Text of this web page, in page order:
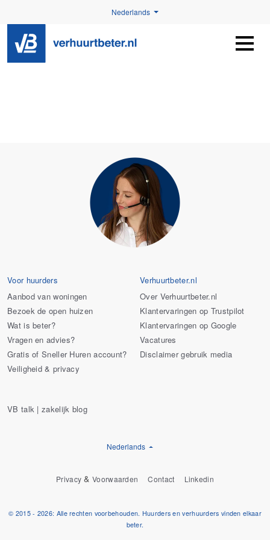
Nederlands
Voor huurders
Aanbod van woningen
Bezoek de open huizen
Wat is beter?
Vragen en advies?
Gratis of Sneller Huren account?
Veiligheid & privacy
Verhuurtbeter.nl
Over Verhuurtbeter.nl
Klantervaringen op Trustpilot
Klantervaringen op Google
Vacatures
Disclaimer gebruik media
VB talk | zakelijk blog
Nederlands
Privacy &Voorwaarden Contact Linkedin
© 2015 - 2026: Alle rechten voorbehouden. Huurders en verhuurders vinden elkaar
beter.